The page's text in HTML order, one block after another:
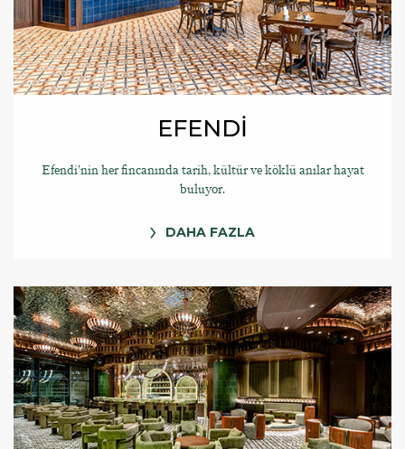
EFENDİ
Efendi’nin her fincanında tarih, kültür ve köklü anılar hayat
buluyor.
DAHA FAZLA